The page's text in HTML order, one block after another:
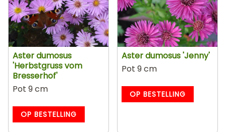
Aster dumosus
'Herbstgruss vom
Bresserhof'
Pot 9 cm
OP BESTELLING
Aster dumosus 'Jenny'
Pot 9 cm
OP BESTELLING